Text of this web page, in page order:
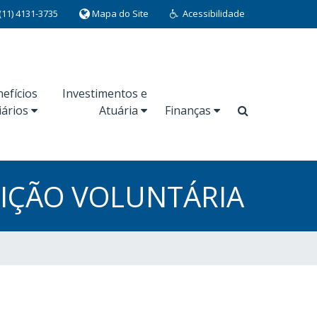
Acessibilidade
Mapa do Site
4131-3735
Investimentos e
Atuária
Finanças
VOLUNTÁRIA